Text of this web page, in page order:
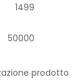
1499
50000
prodotto